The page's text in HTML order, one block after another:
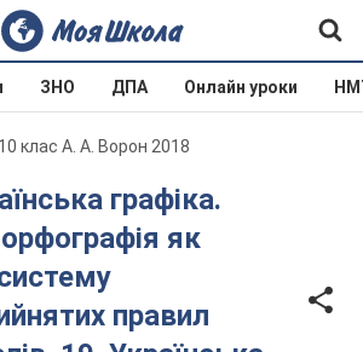
ЗНО ДПА Онлайн уроки
клас А. А. Ворон 2018
як
правил